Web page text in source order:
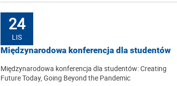
24
LIS
Międzynarodowa konferencja dla studentów
Międzynarodowa konferencja dla studentów: Creating
Future Today, Going Beyond the Pandemic